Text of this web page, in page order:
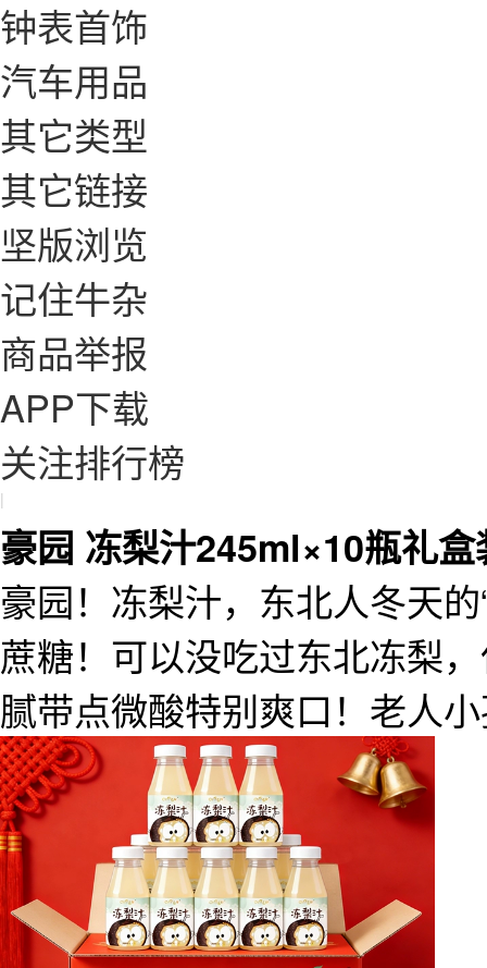
钟表首饰
汽车用品
其它类型
其它链接
坚版浏览
记住牛杂
商品举报
APP下载
关注排行榜
|
豪园 冻梨汁245ml×10瓶礼盒
豪园！冻梨汁，东北人冬天
蔗糖！可以没吃过东北冻梨
腻带点微酸特别爽口！老人